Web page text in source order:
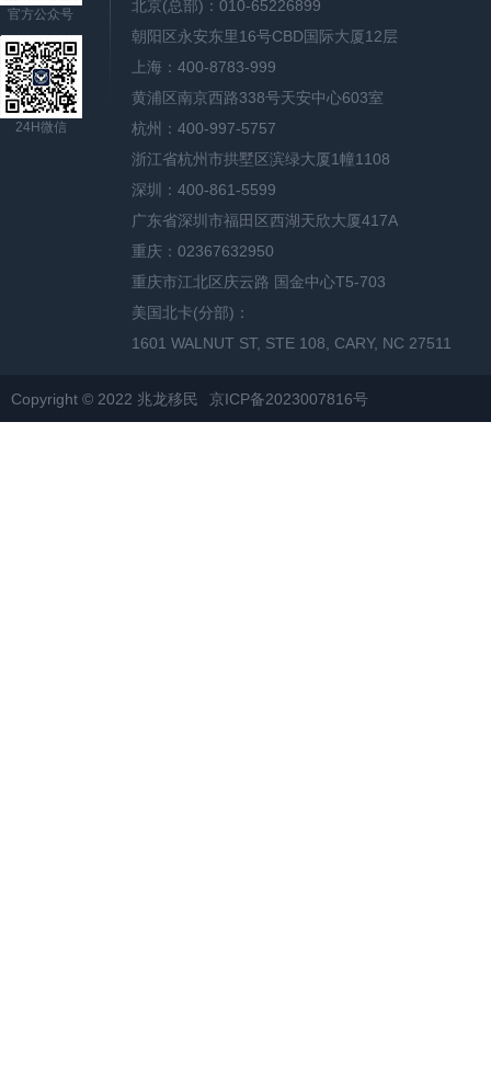
官方公众号
24H微信
北京(总部)：010-65226899
朝阳区永安东里16号CBD国际大厦12层
上海：400-8783-999
黄浦区南京西路338号天安中心603室
杭州：400-997-5757
浙江省杭州市拱墅区滨绿大厦1幢1108
深圳：400-861-5599
广东省深圳市福田区西湖天欣大厦417A
重庆：02367632950
重庆市江北区庆云路 国金中心T5-703
美国北卡(分部)：
1601 WALNUT ST, STE 108, CARY, NC 27511
Copyright © 2022 兆龙移民 京ICP备2023007816号